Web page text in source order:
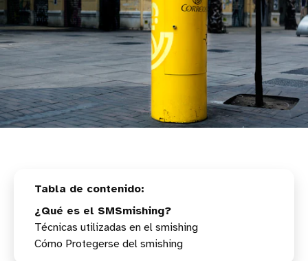
¿Qué es el SMSmishing?
Técnicas utilizadas en el smishing
Suplantación de Identidad
Cómo Protegerse del smishing